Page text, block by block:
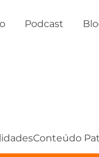
Podcast
Conteúdo